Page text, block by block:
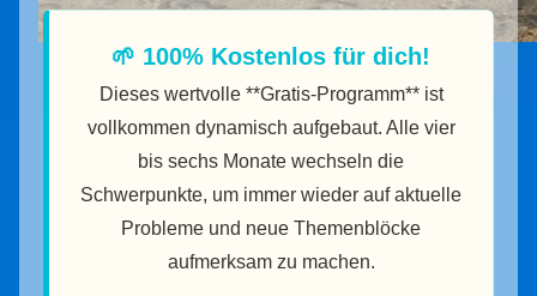
🌱 100% Kostenlos für dich!
Dieses wertvolle **Gratis-Programm** ist
vollkommen dynamisch aufgebaut. Alle vier
bis sechs Monate wechseln die
Schwerpunkte, um immer wieder auf aktuelle
Probleme und neue Themenblöcke
aufmerksam zu machen.